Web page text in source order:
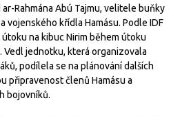
Rahmána Abú Tajmu, velitele buňky
vojenského křídla Hamásu. Podle IDF
na kibuc Nirim během útoku
Vedl jednotku, která organizovala
podílela se na plánování dalších
připravenost členů Hamásu a
bojovníků.